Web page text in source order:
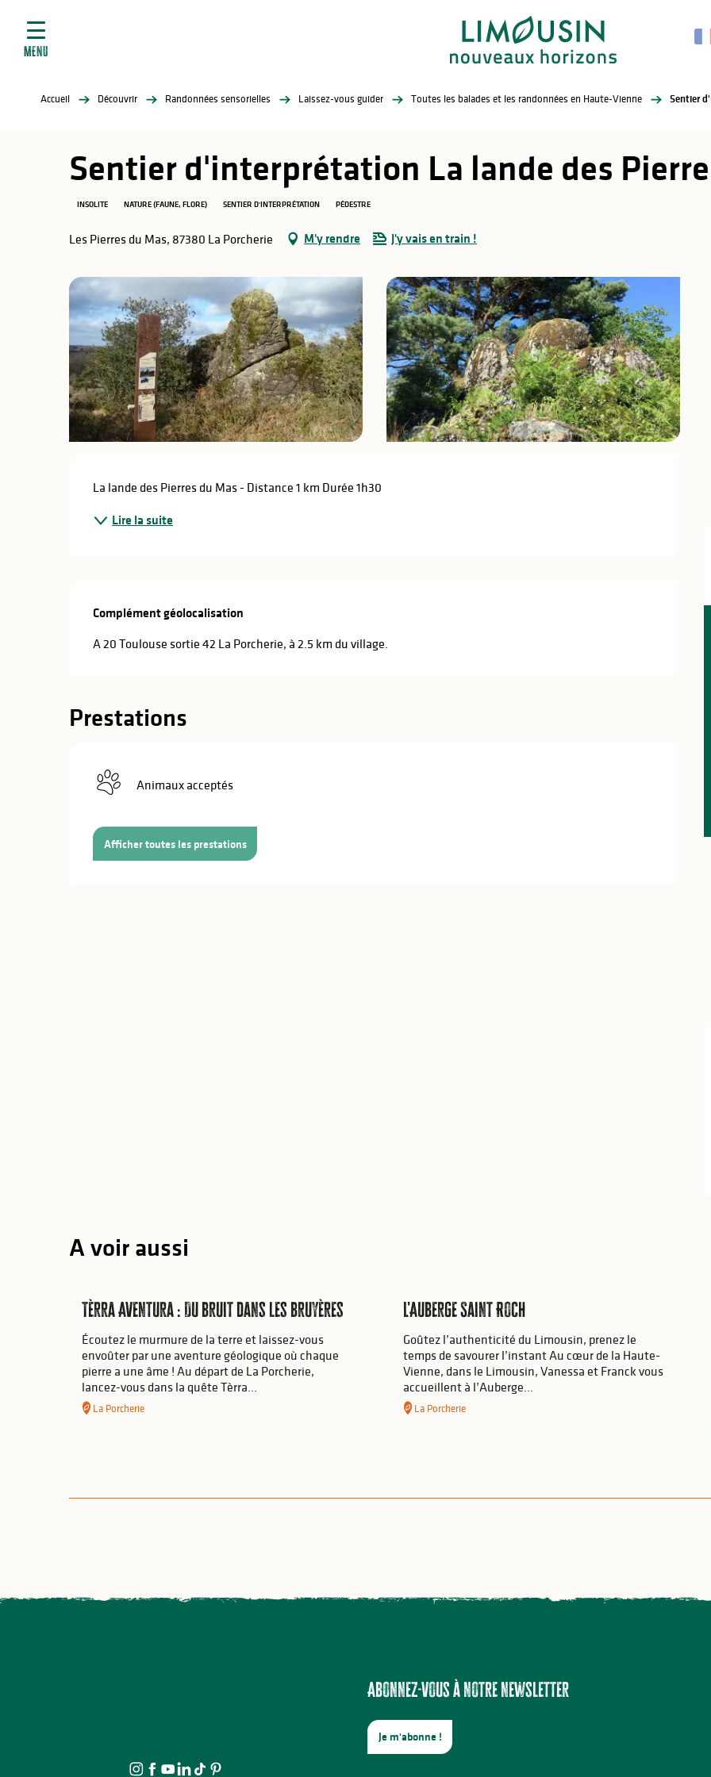
contenu
MENU
Accueil Découvrir Randonnées sensorielles Laissez-vous guider Toutes les balades et les randonnées en Haute-Vienne Sentier
Sentier d'interprétation La lande des
INSOLITE NATURE (FAUNE, FLORE) SENTIER D'INTERPRÉTATION PÉDESTRE
Les Pierres du Mas, 87380 La Porcherie M'y rendre J'y vais en train !
Description
La lande des Pierres du Mas - Distance 1 km Durée 1h30
Lire la suite
Complément géolocalisation
Complément géolocalisation
A 20 Toulouse sortie 42 La Porcherie, à 2.5 km du village.
Prestations
Animaux acceptés
Afficher toutes les prestations
A voir aussi
Tèrra Aventura : Du bruit dans les bruyères
Écoutez le murmure de la terre et laissez-vous
envoûter par une aventure géologique où chaque
pierre a une âme ! Au départ de La Porcherie,
lancez-vous dans la quête Tèrra...
La Porcherie
L'Auberge Saint Roch
Goûtez l’authenticité du Limousin, prenez le
temps de savourer l’instant Au cœur de la Haute-
Vienne, dans le Limousin, Vanessa et Franck vous
accueillent à l’Auberge...
La Porcherie
Abonnez-vous à notre newsletter
Je m'abonne !